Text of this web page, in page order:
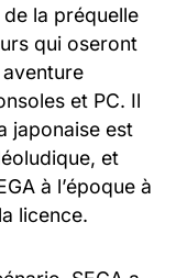
la préquelle
qui oseront
et PC. Il
japonaise est
et
à l’époque à
licence.